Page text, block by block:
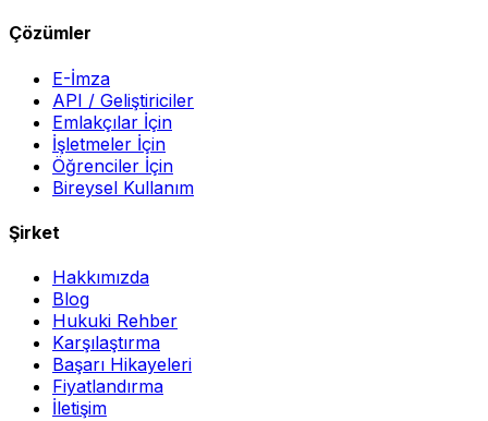
Çözümler
E-İmza
API / Geliştiriciler
Emlakçılar İçin
İşletmeler İçin
Öğrenciler İçin
Bireysel Kullanım
Şirket
Hakkımızda
Blog
Hukuki Rehber
Karşılaştırma
Başarı Hikayeleri
Fiyatlandırma
İletişim